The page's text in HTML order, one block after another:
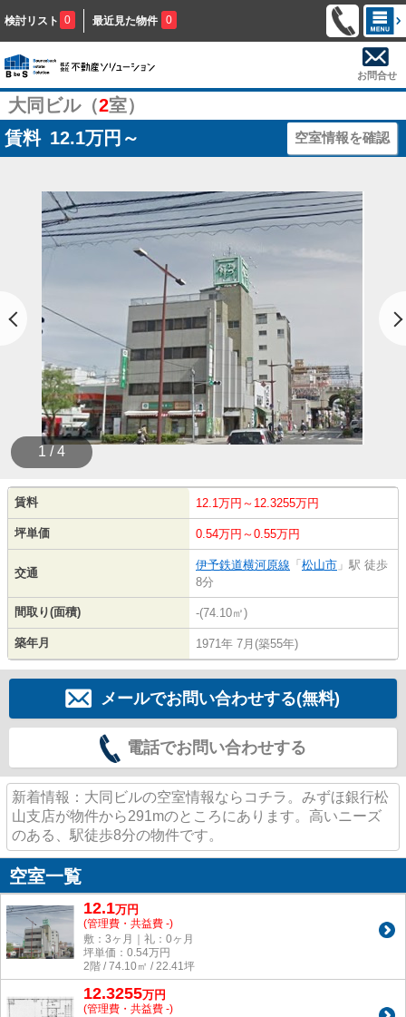
検討リスト 0 最近見た物件 0
お問合せ
大同ビル（2室）
賃料 12.1万円～ 空室情報を確認
1 / 4
賃料 12.1万円～12.3255万円
坪単価 0.54万円～0.55万円
交通
伊予鉄道横河原線 「 松山市 」駅 徒歩
8分
間取り(面積) -(74.10㎡)
築年月 1971年 7月(築55年)
メールでお問い合わせする(無料)
電話でお問い合わせする
新着情報：大同ビルの空室情報ならコチラ。みずほ銀行松
山支店が物件から291mのところにあります。高いニーズ
のある、駅徒歩8分の物件です。
空室一覧
12.1万円
(管理費・共益費 -)
敷：3ヶ月｜礼：0ヶ月
坪単価： 0.54万円
2階 / 74.10㎡ / 22.41坪
12.3255万円
(管理費・共益費 -)